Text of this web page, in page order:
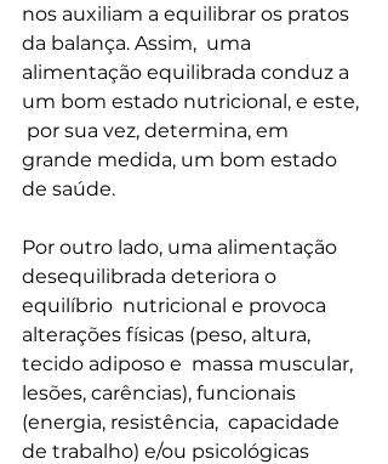
nos auxiliam a equilibrar os pratos
da balança. Assim,  uma
alimentação equilibrada conduz a
um bom estado nutricional, e este,
por sua vez, determina, em
grande medida, um bom estado
de saúde.
Por outro lado, uma alimentação
desequilibrada deteriora o
equilíbrio  nutricional e provoca
alterações físicas (peso, altura,
tecido adiposo e  massa muscular,
lesões, carências), funcionais
(energia, resistência,  capacidade
de trabalho) e/ou psicológicas